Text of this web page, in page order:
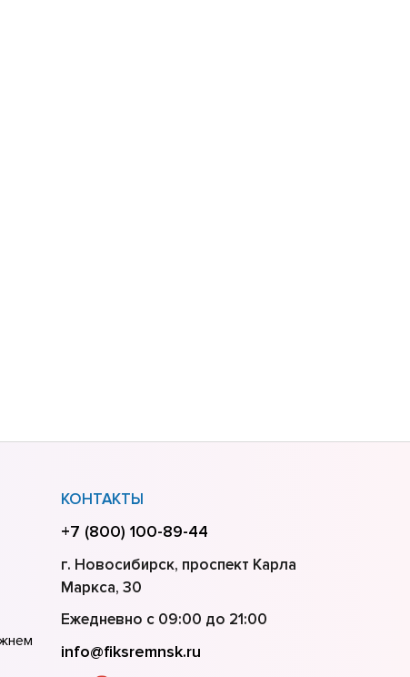
КОНТАКТЫ
+7 (800) 100-89-44
г. Новосибирск, проспект Карла
Маркса, 30
Ежедневно с 09:00 до 21:00
info@fiksremnsk.ru